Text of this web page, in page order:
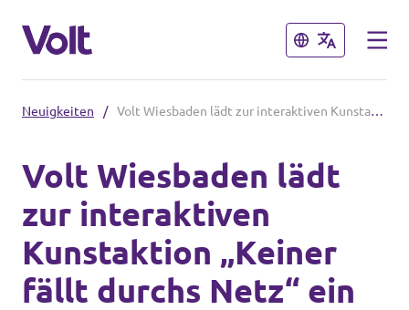
Schließen
Lokale hessische Teams
Hessische Volt-Termine
Volt in Deutschland
Schließen
Programm
Über Volt
Neuigkeiten / Volt Wiesbaden lädt zur interaktiven Kunstaktion „Keiner fällt durchs Netz“ ein
Volt Wiesbaden lädt
zur interaktiven
Kunstaktion „Keiner
fällt durchs Netz“ ein